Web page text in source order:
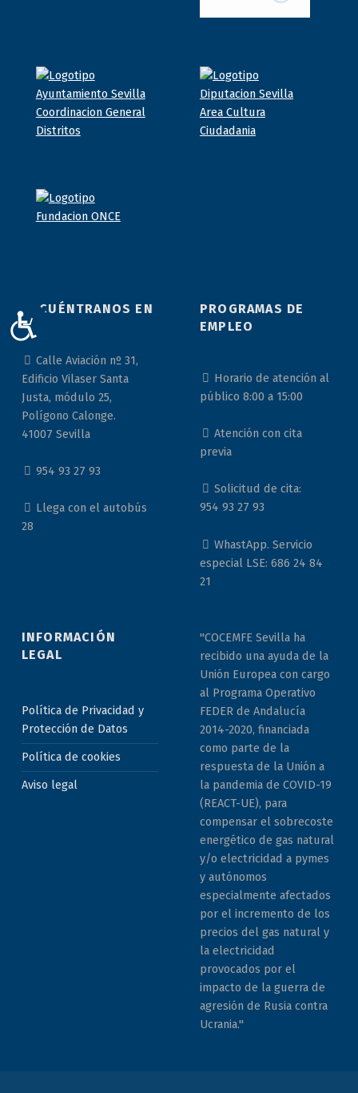
ENCUÉNTRANOS EN
Calle Aviación nº 31,
Edificio Vilaser Santa
Justa, módulo 25,
Polígono Calonge.
41007 Sevilla
954 93 27 93
Llega con el autobús
28
PROGRAMAS DE
EMPLEO
Horario de atención al
público 8:00 a 15:00
Atención con cita
previa
Solicitud de cita:
954 93 27 93
WhastApp. Servicio
especial LSE: 686 24 84
21
INFORMACIÓN
LEGAL
Política de Privacidad y
Protección de Datos
Política de cookies
Aviso legal
"COCEMFE Sevilla ha
recibido una ayuda de la
Unión Europea con cargo
al Programa Operativo
FEDER de Andalucía
2014-2020, financiada
como parte de la
respuesta de la Unión a
la pandemia de COVID-19
(REACT-UE), para
compensar el sobrecoste
energético de gas natural
y/o electricidad a pymes
y autónomos
especialmente afectados
por el incremento de los
precios del gas natural y
la electricidad
provocados por el
impacto de la guerra de
agresión de Rusia contra
Ucrania."